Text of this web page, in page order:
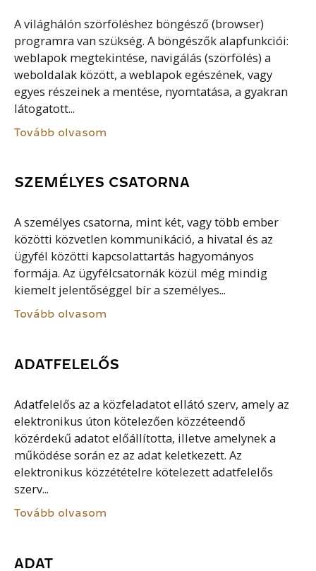
A világhálón szörföléshez böngésző (browser)
programra van szükség. A böngészők alapfunkciói:
weblapok megtekintése, navigálás (szörfölés) a
weboldalak között, a weblapok egészének, vagy
egyes részeinek a mentése, nyomtatása, a gyakran
látogatott...
Tovább olvasom
SZEMÉLYES CSATORNA
A személyes csatorna, mint két, vagy több ember
közötti közvetlen kommunikáció, a hivatal és az
ügyfél közötti kapcsolattartás hagyományos
formája. Az ügyfélcsatornák közül még mindig
kiemelt jelentőséggel bír a személyes...
Tovább olvasom
ADATFELELŐS
Adatfelelős az a közfeladatot ellátó szerv, amely az
elektronikus úton kötelezően közzéteendő
közérdekű adatot előállította, illetve amelynek a
működése során ez az adat keletkezett. Az
elektronikus közzétételre kötelezett adatfelelős
szerv...
Tovább olvasom
ADAT